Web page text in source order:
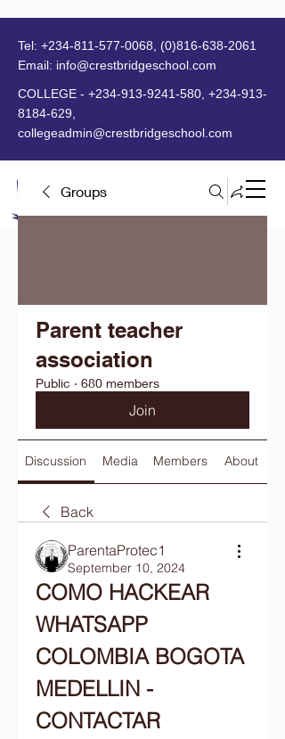
MENU
Tel: +234-811-577-0068
(0)816-638-2061
Email: info@crestbridgeschool.com
COLLEGE - +234-913-9241-580 +234-913-
8184-629
collegeadmin@crestbridgeschool.com
Groups
Parent teacher
association
Public · 680 members
Join
Discussion Media Members About
Back
ParentaProtec1
September 10, 2024
COMO HACKEAR
WHATSAPP
COLOMBIA BOGOTA
MEDELLIN -
CONTACTAR